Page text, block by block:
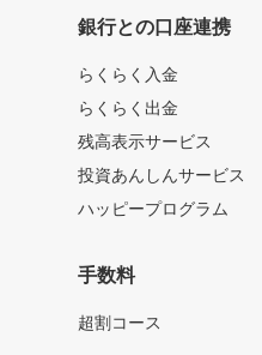
銀行との口座連携
らくらく入金
らくらく出金
残高表示サービス
投資あんしんサービス
ハッピープログラム
手数料
超割コース